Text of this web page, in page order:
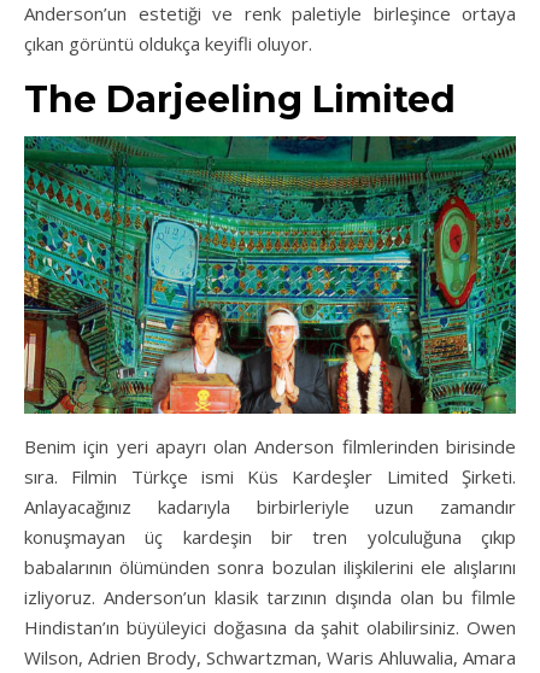
Anderson’un estetiği ve renk paletiyle birleşince ortaya
çıkan görüntü oldukça keyifli oluyor.
The Darjeeling Limited
Benim için yeri apayrı olan Anderson filmlerinden birisinde
sıra. Filmin Türkçe ismi Küs Kardeşler Limited Şirketi.
Anlayacağınız kadarıyla birbirleriyle uzun zamandır
konuşmayan üç kardeşin bir tren yolculuğuna çıkıp
babalarının ölümünden sonra bozulan ilişkilerini ele alışlarını
izliyoruz. Anderson’un klasik tarzının dışında olan bu filmle
Hindistan’ın büyüleyici doğasına da şahit olabilirsiniz. Owen
Wilson, Adrien Brody, Schwartzman, Waris Ahluwalia, Amara